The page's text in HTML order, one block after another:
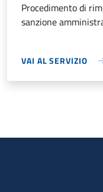
Procedimento di
sanzione
VAI AL SERVIZIO